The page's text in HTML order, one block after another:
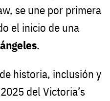
se une por primera
el inicio de una
.
historia, inclusión y
del Victoria’s